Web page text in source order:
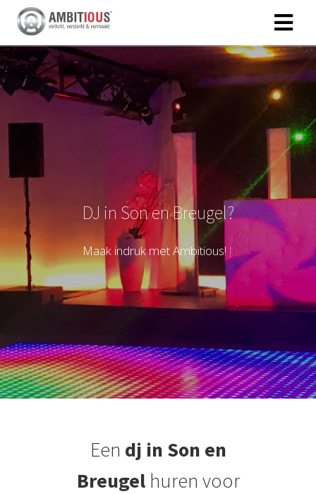
DJ in Son en Breugel?
Maak indrukmetAmbitious!
Een dj in Son en
Breugel huren voor